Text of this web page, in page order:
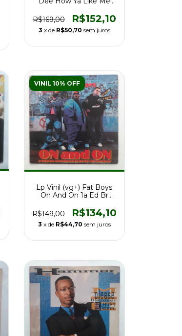
R$169,00
R$152,10
3 x de R$50,70 sem juros
VINIL 10% OFF
Lp Vinil (vg+) Fat Boys
On And On 1a Ed Br
R$149,00
R$134,10
3 x de R$44,70 sem juros